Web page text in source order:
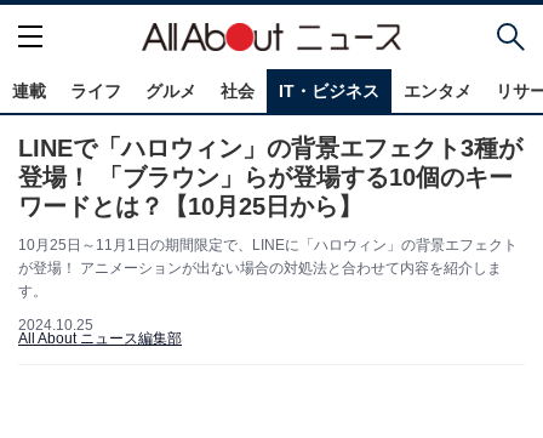
連載 ライフ グルメ 社会 IT・ビジネス エンタメ リサ
LINEで「ハロウィン」の背景エフェクト3種が
登場！ 「ブラウン」らが登場する10個のキー
ワードとは？【10月25日から】
10月25日～11月1日の期間限定で、LINEに「ハロウィン」の背景エフェクト
が登場！ アニメーションが出ない場合の対処法と合わせて内容を紹介しま
す。
2024.10.25
All About ニュース編集部